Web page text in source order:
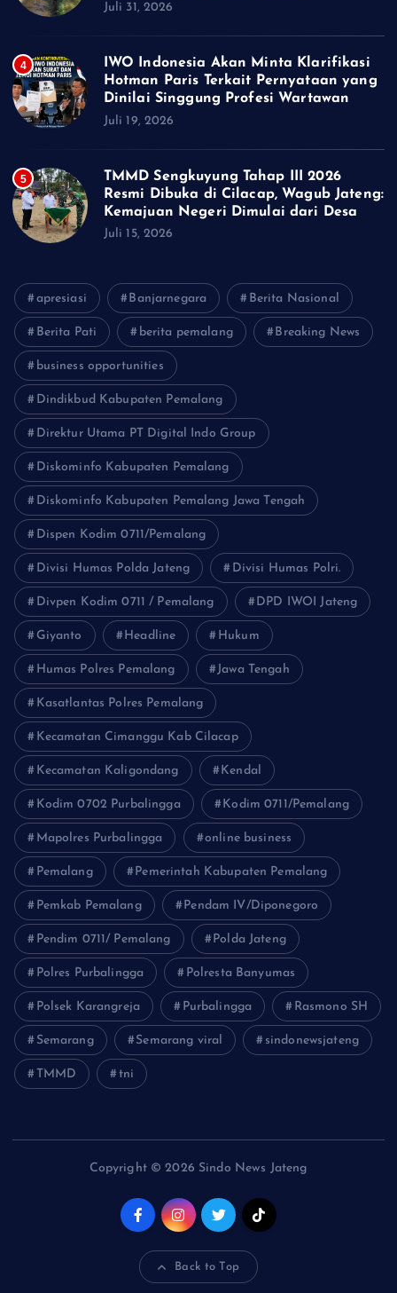
Juli 31, 2026
4
IWO Indonesia Akan Minta Klarifikasi
Hotman Paris Terkait Pernyataan yang
Dinilai Singgung Profesi Wartawan
Juli 19, 2026
5
TMMD Sengkuyung Tahap III 2026
Resmi Dibuka di Cilacap, Wagub Jateng:
Kemajuan Negeri Dimulai dari Desa
Juli 15, 2026
apresiasi Banjarnegara Berita Nasional
Berita Pati berita pemalang Breaking News
business opportunities
Dindikbud Kabupaten Pemalang
Direktur Utama PT Digital Indo Group
Diskominfo Kabupaten Pemalang
Diskominfo Kabupaten Pemalang Jawa Tengah
Dispen Kodim 0711/Pemalang
Divisi Humas Polda Jateng Divisi Humas Polri.
Divpen Kodim 0711 / Pemalang DPD IWOI Jateng
Giyanto Headline Hukum
Humas Polres Pemalang Jawa Tengah
Kasatlantas Polres Pemalang
Kecamatan Cimanggu Kab Cilacap
Kecamatan Kaligondang Kendal
Kodim 0702 Purbalingga Kodim 0711/Pemalang
Mapolres Purbalingga online business
Pemalang Pemerintah Kabupaten Pemalang
Pemkab Pemalang Pendam IV/Diponegoro
Pendim 0711/ Pemalang Polda Jateng
Polres Purbalingga Polresta Banyumas
Polsek Karangreja Purbalingga Rasmono SH
Semarang Semarang viral sindonewsjateng
TMMD tni
Copyright © 2026 Sindo News Jateng
Back to Top